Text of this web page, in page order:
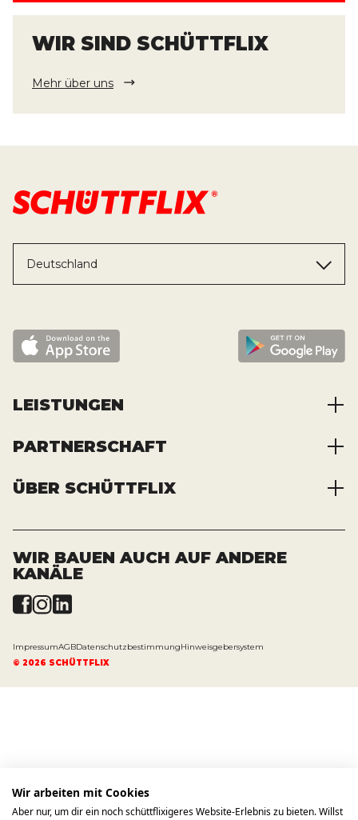
WIR SIND SCHÜTTFLIX
Mehr über uns
Deutschland
LEISTUNGEN
Baustoffe kaufen
Container mieten
Transporte bestellen
PARTNERSCHAFT
Zusammenarbeit
Registrierung
ÜBER SCHÜTTFLIX
Über das Unternehmen
Offene Stellen
News und Presse
WIR BAUEN AUCH AUF ANDERE
KANÄLE
ImpressumAGBDatenschutzbestimmungHinweisgebersystem
© 2026 SCHÜTTFLIX
Wir arbeiten mit Cookies
Aber nur, um dir ein noch schüttflixigeres Website-Erlebnis zu bieten. Willst